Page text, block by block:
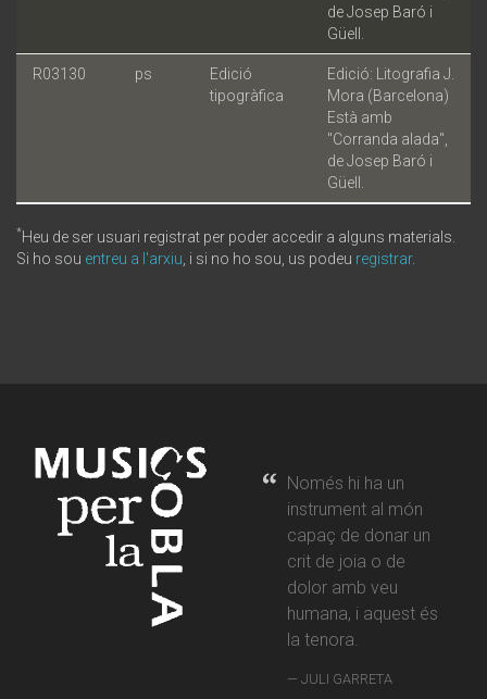
de Josep Baró i
Güell.
R03130 ps
Edició
tipogràfica
Edició: Litografia J.
Mora (Barcelona)
Està amb
"Corranda alada",
de Josep Baró i
Güell.
*Heu de ser usuari registrat per poder accedir a alguns materials.
Si ho sou entreu a l'arxiu , i si no ho sou, us podeu registrar.
Només hi ha un
instrument al món
capaç de donar un
crit de joia o de
dolor amb veu
humana, i aquest és
la tenora.
JULI GARRETA